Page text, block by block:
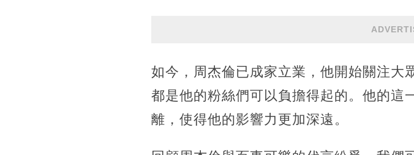
如今，周杰倫已成家立業，他開始關注大
都是他的粉絲們可以負擔得起的。他的這
離，使得他的影響力更加深遠。